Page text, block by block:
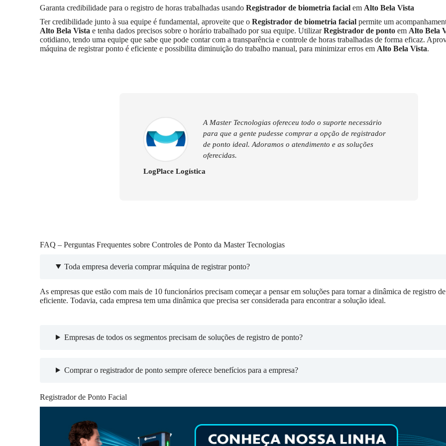
Garanta credibilidade para o registro de horas trabalhadas usando Registrador de biometria facial em Alto Bela Vista
Ter credibilidade junto à sua equipe é fundamental, aproveite que o Registrador de biometria facial permite um
Alto Bela Vista e tenha dados precisos sobre o horário trabalhado por sua equipe. UtilizarRegistrador de ponto em Alto Bela
cotidiano, tendo uma equipe que sabe que pode contar com a transparência e controle de horas trabalhadas de forma eficaz.
máquina de registrar ponto é eficiente e possibilita diminuição do trabalho manual, para minimizar erros em Alto Bela Vista.
A Master Tecnologias ofereceu todo o suporte necessário
para que a gente pudesse comprar a opção de registrador
de ponto ideal. Adoramos o atendimento e as soluções
oferecidas.
LogPlace Logística
FAQ – Perguntas Frequentes sobre Controles de Ponto da Master Tecnologias
Toda empresa deveria comprar máquina de registrar ponto?
As empresas que estão com mais de 10 funcionários precisam começar a pensar em soluções para tornar a dinâmica de registro
eficiente. Todavia, cada empresa tem uma dinâmica que precisa ser considerada para encontrar a solução ideal.
Empresas de todos os segmentos precisam de soluções de registro de ponto?
Comprar o registrador de ponto sempre oferece benefícios para a empresa?
Registrador de Ponto Facial